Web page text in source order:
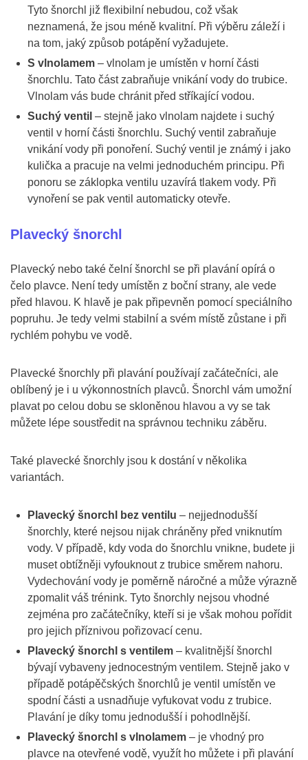
Tyto šnorchl již flexibilní nebudou, což však
neznamená, že jsou méně kvalitní. Při výběru záleží i
na tom, jaký způsob potápění vyžadujete.
S vlnolamem – vlnolam je umístěn v horní části
šnorchlu. Tato část zabraňuje vnikání vody do trubice.
Vlnolam vás bude chránit před stříkající vodou.
Suchý ventil – stejně jako vlnolam najdete i suchý
ventil v horní části šnorchlu. Suchý ventil zabraňuje
vnikání vody při ponoření. Suchý ventil je známý i jako
kulička a pracuje na velmi jednoduchém principu. Při
ponoru se záklopka ventilu uzavírá tlakem vody. Při
vynoření se pak ventil automaticky otevře.
Plavecký šnorchl
Plavecký nebo také čelní šnorchl se při plavání opírá o
čelo plavce. Není tedy umístěn z boční strany, ale vede
před hlavou. K hlavě je pak připevněn pomocí speciálního
popruhu. Je tedy velmi stabilní a svém místě zůstane i při
rychlém pohybu ve vodě.
Plavecké šnorchly při plavání používají začátečníci, ale
oblíbený je i u výkonnostních plavců. Šnorchl vám umožní
plavat po celou dobu se skloněnou hlavou a vy se tak
můžete lépe soustředit na správnou techniku záběru.
Také plavecké šnorchly jsou k dostání v několika
variantách.
Plavecký šnorchl bez ventilu – nejjednodušší
šnorchly, které nejsou nijak chráněny před vniknutím
vody. V případě, kdy voda do šnorchlu vnikne, budete ji
muset obtížněji vyfouknout z trubice směrem nahoru.
Vydechování vody je poměrně náročné a může výrazně
zpomalit váš trénink. Tyto šnorchly nejsou vhodné
zejména pro začátečníky, kteří si je však mohou pořídit
pro jejich příznivou pořizovací cenu.
Plavecký šnorchl s ventilem – kvalitnější šnorchl
bývají vybaveny jednocestným ventilem. Stejně jako v
případě potápěčských šnorchlů je ventil umístěn ve
spodní části a usnadňuje vyfukovat vodu z trubice.
Plavání je díky tomu jednodušší i pohodlnější.
Plavecký šnorchl s vlnolamem – je vhodný pro
plavce na otevřené vodě, využít ho můžete i při plavání